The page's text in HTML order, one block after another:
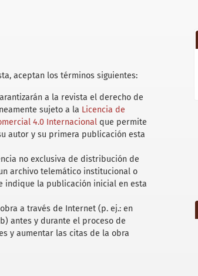
aceptan los términos siguientes:
a la revista el derecho de
sujeto a la Licencia de
4.0 Internacional que permite
autor y su primera publicación esta
no exclusiva de distribución de
archivo telemático institucional o
indique la publicación inicial en esta
a través de Internet (p. ej.: en
antes y durante el proceso de
y aumentar las citas de la obra